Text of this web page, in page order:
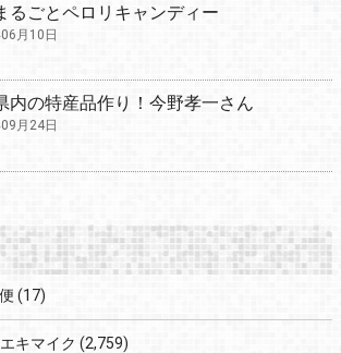
るごとペロリキャンディー
月10日
内の特産品作り！今野孝一さん
月24日
(17)
キマイク (2,759)